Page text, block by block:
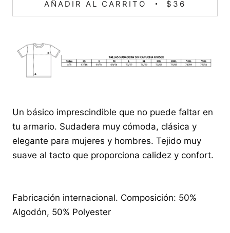
AÑADIR AL CARRITO $36
Un básico imprescindible que no puede faltar en
tu armario. Sudadera muy cómoda, clásica y
elegante para mujeres y hombres. Tejido muy
suave al tacto que proporciona calidez y confort.
Fabricación internacional. Composición: 50%
Algodón, 50% Polyester